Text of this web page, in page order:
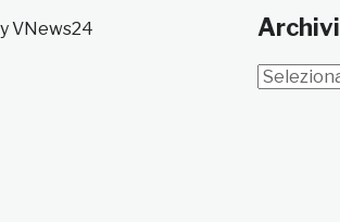
VNews24 Archivi
Archivi